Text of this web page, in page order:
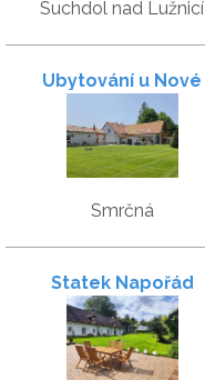
Suchdol nad Lužnicí
Ubytování u Nové
Bystřice
Smrčná
Statek Napořád